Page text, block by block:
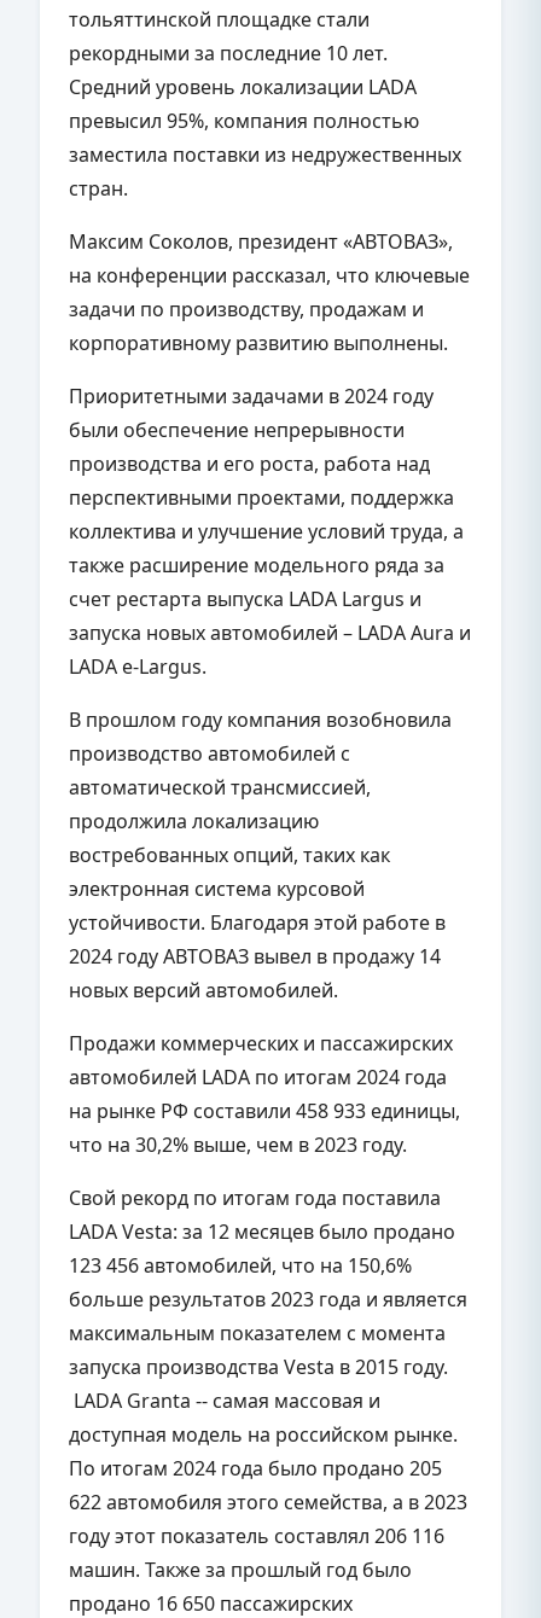
тольяттинской площадке стали
рекордными за последние 10 лет.
Средний уровень локализации LADA
превысил 95%, компания полностью
заместила поставки из недружественных
стран.
Максим Соколов, президент «АВТОВАЗ»,
на конференции рассказал, что ключевые
задачи по производству, продажам и
корпоративному развитию выполнены.
Приоритетными задачами в 2024 году
были обеспечение непрерывности
производства и его роста, работа над
перспективными проектами, поддержка
коллектива и улучшение условий труда, а
также расширение модельного ряда за
счет рестарта выпуска LADA Largus и
запуска новых автомобилей – LADA Aura и
LADA e-Largus.
В прошлом году компания возобновила
производство автомобилей с
автоматической трансмиссией,
продолжила локализацию
востребованных опций, таких как
электронная система курсовой
устойчивости. Благодаря этой работе в
2024 году АВТОВАЗ вывел в продажу 14
новых версий автомобилей.
Продажи коммерческих и пассажирских
автомобилей LADA по итогам 2024 года
на рынке РФ составили 458 933 единицы,
что на 30,2% выше, чем в 2023 году.
Свой рекорд по итогам года поставила
LADA Vesta: за 12 месяцев было продано
123 456 автомобилей, что на 150,6%
больше результатов 2023 года и является
максимальным показателем с момента
запуска производства Vesta в 2015 году.
LADA Granta -- самая массовая и
доступная модель на российском рынке.
По итогам 2024 года было продано 205
622 автомобиля этого семейства, а в 2023
году этот показатель составлял 206 116
машин. Также за прошлый год было
продано 16 650 пассажирских